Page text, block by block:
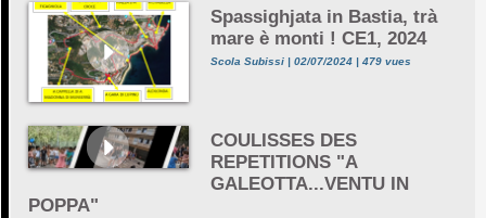
Spassighjata in Bastia, trà
mare è monti ! CE1, 2024
Scola Subissi | 02/07/2024 | 479 vues
COULISSES DES
REPETITIONS "A
GALEOTTA...VENTU IN
POPPA"